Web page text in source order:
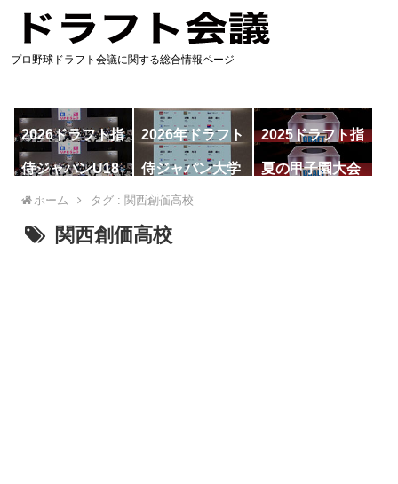
プロ野球ドラフト会議に関する総合情報ページ
2026ドラフト指
名予想
2026年ドラフト
候補
2025ドラフト指
名一覧
侍ジャパンU18
代表
侍ジャパン大学
代表
夏の甲子園大会
ホーム タグ : 関西創価高校
関西創価高校